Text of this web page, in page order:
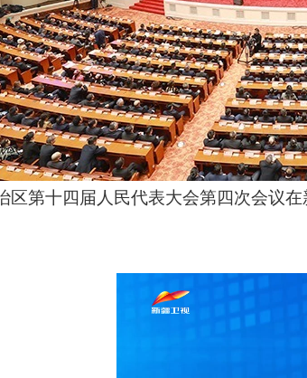
区第十四届人民代表大会第四次会议